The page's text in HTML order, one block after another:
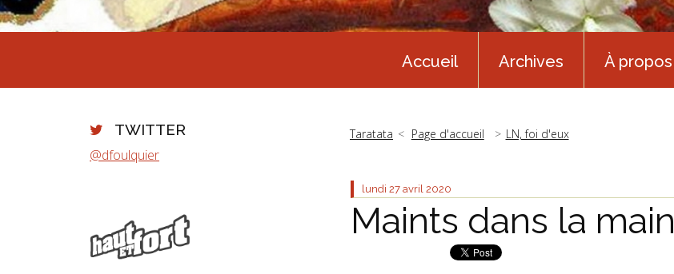
Accueil Archives À propos
TWITTER
@dfoulquier
Taratata Page d'accueil LN, foi d'eux
lundi 27 avril 2020
Maints dans la main